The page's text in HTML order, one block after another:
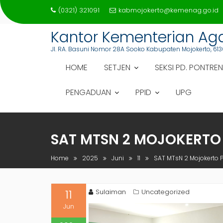
Skip
to
(0321) 321091 kabmojokerto@kemenag.go.id
Kantor Kementerian
Jl. RA. Basuni Nomor 28A Sooko Kabupaten Mojokerto,
HOME SETJEN SEKSI PD. PONTREN
PENGADUAN PPID UPG
SAT MTSN 2
Home 2025 Juni 11 SAT MTsN 2
11
Jun
Sulaiman Uncategorized